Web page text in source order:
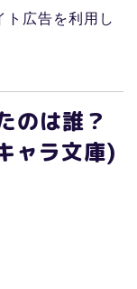
ト広告を利用し
のは誰？
ャラ文庫)